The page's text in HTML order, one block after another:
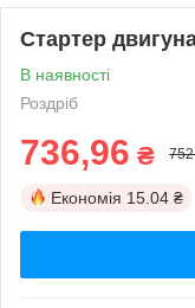
Стартер
В наявності
Роздріб
736,96 ₴
Економія 15.04 ₴